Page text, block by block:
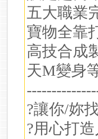
五大職業
寶物全靠
高技合成
天M變身
?讓你/妳
?用心打